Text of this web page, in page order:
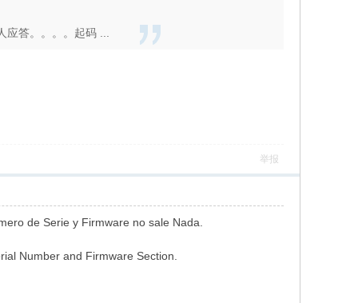
答。。。。起码 ...
举报
de Serie y Firmware no sale Nada.
Number and Firmware Section.